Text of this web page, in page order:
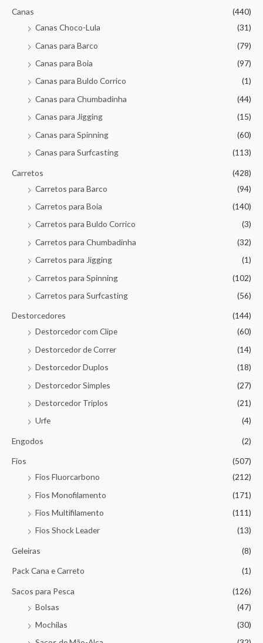
Canas
(440)
Canas Choco-Lula
(31)
Canas para Barco
(79)
Canas para Boia
(97)
Canas para Buldo Corrico
(1)
Canas para Chumbadinha
(44)
Canas para Jigging
(15)
Canas para Spinning
(60)
Canas para Surfcasting
(113)
Carretos
(428)
Carretos para Barco
(94)
Carretos para Boia
(140)
Carretos para Buldo Corrico
(3)
Carretos para Chumbadinha
(32)
Carretos para Jigging
(1)
Carretos para Spinning
(102)
Carretos para Surfcasting
(56)
Destorcedores
(144)
Destorcedor com Clipe
(60)
Destorcedor de Correr
(14)
Destorcedor Duplos
(18)
Destorcedor Simples
(27)
Destorcedor Triplos
(21)
Urfe
(4)
Engodos (2)
Fios
(507)
Fios Fluorcarbono
(212)
Fios Monofilamento
(171)
Fios Multifilamento
(111)
Fios Shock Leader
(13)
Geleiras (8)
Pack Cana e Carreto (1)
Sacos para Pesca
(126)
Bolsas
(47)
Mochilas
(30)